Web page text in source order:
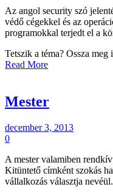
Az angol security szó
védő cégekkel és az
programokkal terjedt el a
Tetszik a téma? Ossza meg
Read More
Mester
december 3, 2013
0
A mester valamiben
Kitüntető címként szokás
vállalkozás választja nevéül.